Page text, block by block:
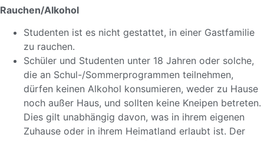
Rauchen/Alkohol
Studenten ist es nicht gestattet, in einer Gastfamilie
zu rauchen.
Schüler und Studenten unter 18 Jahren oder solche,
die an Schul-/Sommerprogrammen teilnehmen,
dürfen keinen Alkohol konsumieren, weder zu Hause
noch außer Haus, und sollten keine Kneipen betreten.
Dies gilt unabhängig davon, was in ihrem eigenen
Zuhause oder in ihrem Heimatland erlaubt ist. Der